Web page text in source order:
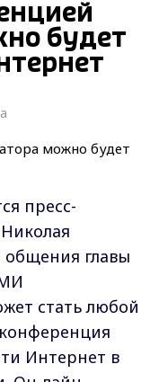
будет
пресс-
общения главы
стать любой
Интернет в